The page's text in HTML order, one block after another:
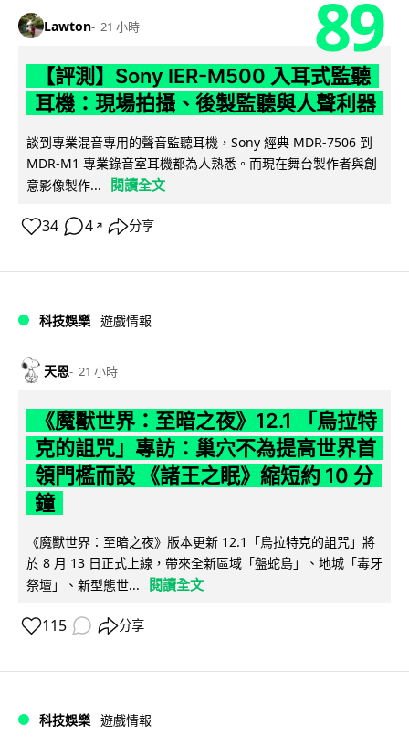
Lawton 21 小時 89
【評測】Sony IER-M500 入耳式監聽
耳機：現場拍攝、後製監聽與人聲利器
談到專業混音專用的聲音監聽耳機，Sony 經典 MDR-7506 到
MDR-M1 專業錄音室耳機都為人熟悉。而現在舞台製作者與創
意影像製作...
閱讀全文
34 4 ↗ 分享
科技娛樂 遊戲情報
天恩 21 小時
《魔獸世界：至暗之夜》12.1 「烏拉特
克的詛咒」專訪：巢穴不為提高世界首
領門檻而設 《諸王之眠》縮短約 10 分
鐘
《魔獸世界：至暗之夜》版本更新 12.1「烏拉特克的詛咒」將
於 8 月 13 日正式上線，帶來全新區域「盤蛇島」、地城「毒牙
祭壇」、新型態世...
閱讀全文
115 分享
科技娛樂 遊戲情報